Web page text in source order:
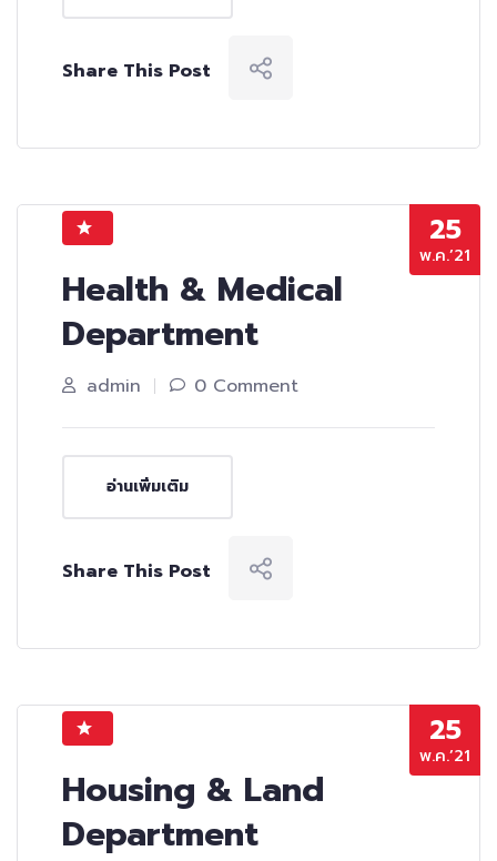
Share This Post
25
พ.ค.’21
Health & Medical
Department
admin 0 Comment
อ่านเพิ่มเติม
Share This Post
25
พ.ค.’21
Housing & Land
Department